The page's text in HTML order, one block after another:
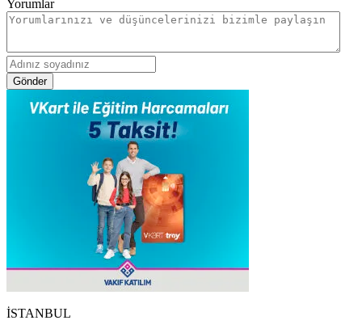
Yorumlar
Gönder
İSTANBUL